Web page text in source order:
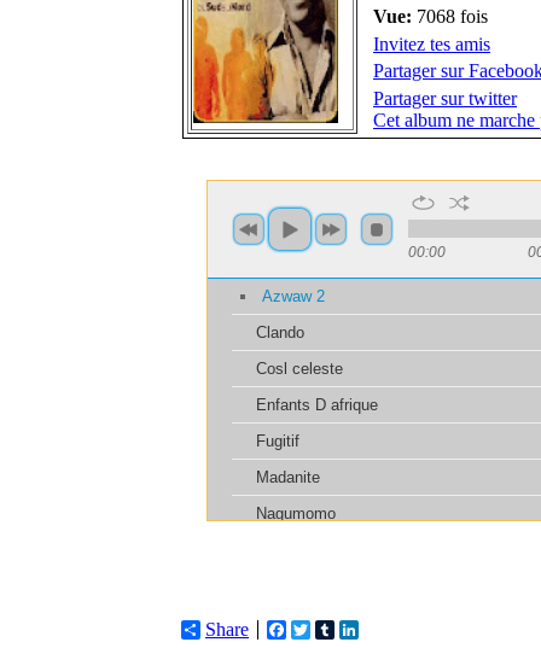
Vue: 7068 fois
Invitez tes amis
Partager sur
Partager sur twitter
Cet album ne marche
Share Facebook
TwitterTumblr